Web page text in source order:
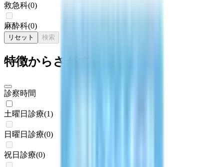
救急科(0)
麻酔科(0)
リセット 検索
特徴からさがす
診察時間
土曜日診療(1)
日曜日診療(0)
祝日診療(0)